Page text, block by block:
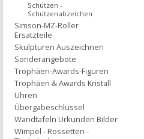
Schützen -
Schützenabzeichen
Simson-MZ-Roller
Ersatzteile
Skulpturen Auszeichnen
Sonderangebote
Trophäen-Awards-Figuren
Trophäen & Awards Kristall
Uhren
Übergabeschlüssel
Wandtafeln Urkunden Bilder
Wimpel - Rossetten -